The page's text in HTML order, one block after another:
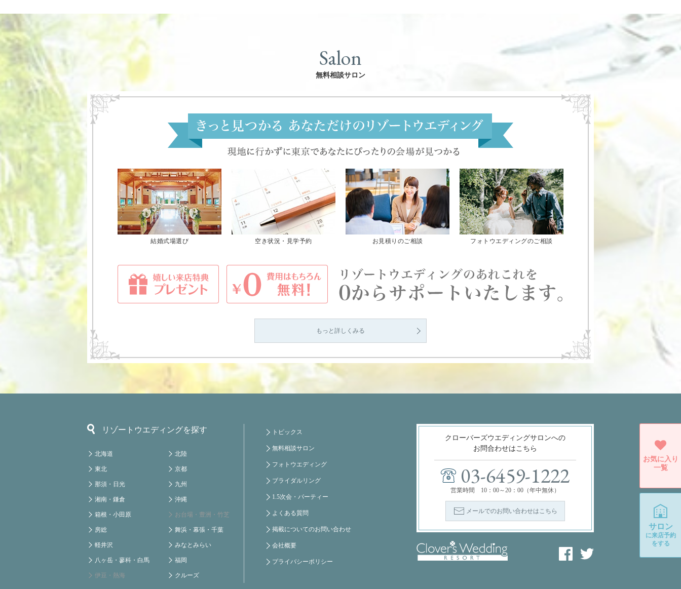
Salon
無料相談サロン
結婚式場選び 空き状況・見学予約 お見積りのご相談 フォトウエディングのご相談
もっと詳しくみる
リゾートウエディングを探す
北海道
東北
那須・日光
湘南・鎌倉
箱根・小田原
房総
軽井沢
八ヶ岳・蓼科・白馬
伊豆・熱海
北陸
京都
九州
沖縄
お台場・豊洲・竹芝
舞浜・幕張・千葉
みなとみらい
福岡
クルーズ
トピックス
無料相談サロン
フォトウエディング
ブライダルリング
1.5次会・パーティー
よくある質問
掲載についてのお問い合わせ
会社概要
プライバシーポリシー
クローバーズウエディングサロンへの
お問合わせはこちら
03-6459-1222
営業時間 10：00～20：00（年中無休）
メールでのお問い合わせはこちら
お気に入り
一覧
サロン
に来店予約
をする